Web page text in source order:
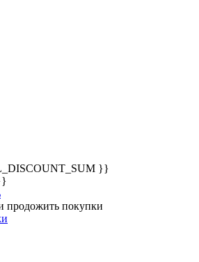
}}
продожить покупки